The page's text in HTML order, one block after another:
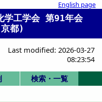
English page
学工学会 第91年会
都)
Last modified: 2026-03-27
08:23:54
検索・一覧